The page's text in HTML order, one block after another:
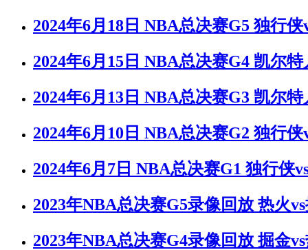
2024年6月18日 NBA总决赛G5 独行
2024年6月15日 NBA总决赛G4 凯尔
2024年6月13日 NBA总决赛G3 凯尔
2024年6月10日 NBA总决赛G2 独行
2024年6月7日 NBA总决赛G1 独行侠
2023年NBA总决赛G5录像回放 热火
2023年NBA总决赛G4录像回放 掘金